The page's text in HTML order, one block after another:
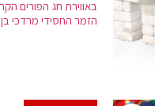
באווירת חג הפורים
הזמר החסידי מרדכי